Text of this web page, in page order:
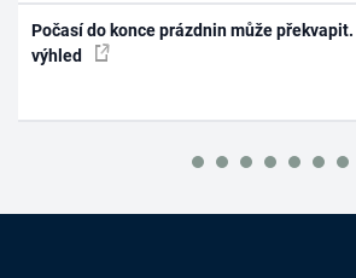
Počasí do konce prázdnin může
výhled